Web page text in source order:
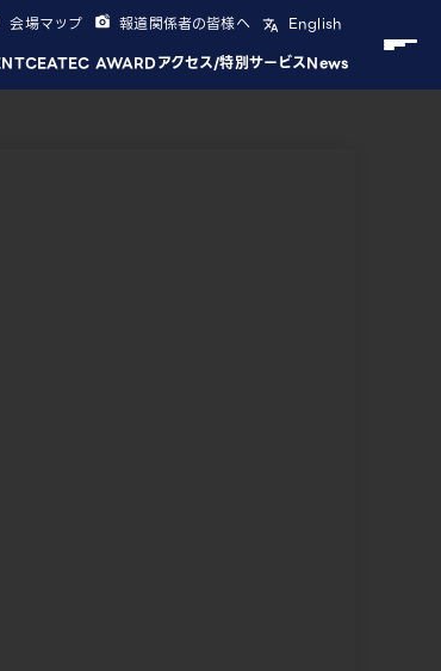
CEATEC AWARDアクセス/特別サービスNews
会場マップ 報道関係者の皆様へ English